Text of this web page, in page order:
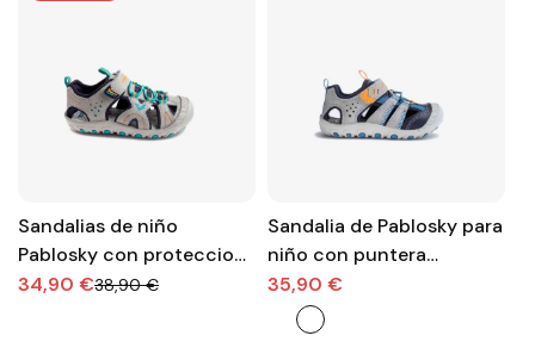
Sandalias de niño
Pablosky con proteccion
en la punta y velcro
34,90 €38,90 €
Sandalia de Pablosky para
niño con puntera
reforzada y velcro
35,90 €